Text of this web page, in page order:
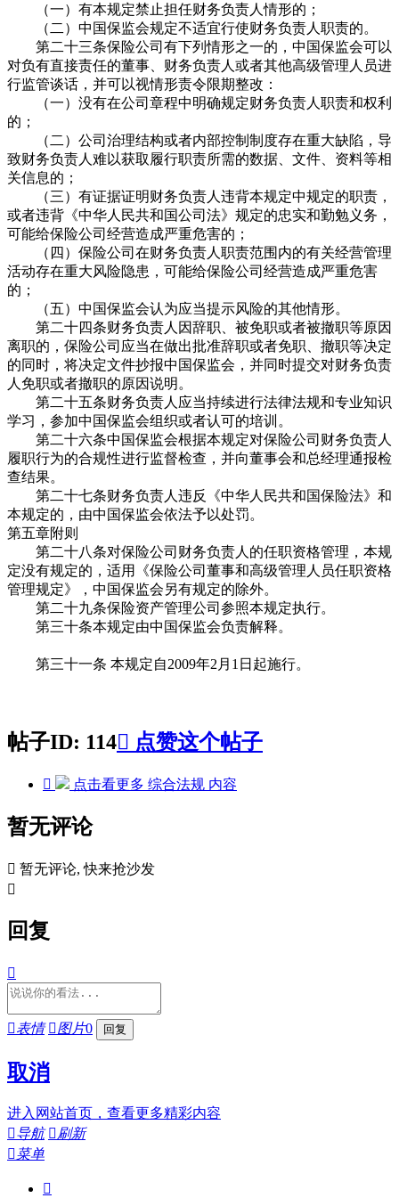
（一）有本规定禁止担任财务负责人情形的；
（二）中国保监会规定不适宜行使财务负责人职责的。
第二十三条保险公司有下列情形之一的，中国保监会可以
对负有直接责任的董事、财务负责人或者其他高级管理人员进
行监管谈话，并可以视情形责令限期整改：
（一）没有在公司章程中明确规定财务负责人职责和权利
的；
（二）公司治理结构或者内部控制制度存在重大缺陷，导
致财务负责人难以获取履行职责所需的数据、文件、资料等相
关信息的；
（三）有证据证明财务负责人违背本规定中规定的职责，
或者违背《中华人民共和国公司法》规定的忠实和勤勉义务，
可能给保险公司经营造成严重危害的；
（四）保险公司在财务负责人职责范围内的有关经营管理
活动存在重大风险隐患，可能给保险公司经营造成严重危害
的；
（五）中国保监会认为应当提示风险的其他情形。
第二十四条财务负责人因辞职、被免职或者被撤职等原因
离职的，保险公司应当在做出批准辞职或者免职、撤职等决定
的同时，将决定文件抄报中国保监会，并同时提交对财务负责
人免职或者撤职的原因说明。
第二十五条财务负责人应当持续进行法律法规和专业知识
学习，参加中国保监会组织或者认可的培训。
第二十六条中国保监会根据本规定对保险公司财务负责人
履职行为的合规性进行监督检查，并向董事会和总经理通报检
查结果。
第二十七条财务负责人违反《中华人民共和国保险法》和
本规定的，由中国保监会依法予以处罚。
第五章附则
第二十八条对保险公司财务负责人的任职资格管理，本规
定没有规定的，适用《保险公司董事和高级管理人员任职资格
管理规定》，中国保监会另有规定的除外。
第二十九条保险资产管理公司参照本规定执行。
第三十条本规定由中国保监会负责解释。
第三十一条 本规定自2009年2月1日起施行。
帖子ID: 114 点赞这个帖子
 点击看更多 综合法规 内容
暂无评论
 暂无评论, 快来抢沙发

回复

表情 图片0
取消
进入网站首页，查看更多精彩内容
导航 刷新
菜单
